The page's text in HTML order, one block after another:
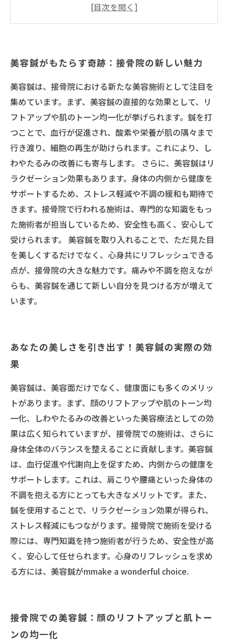
専門的な施術者による安心の美容鍼体験
美容鍼を通じて得られる心と体のバランス
接骨院での美容鍼施術の選び方と利用法
美容鍼がもたらす奇跡：接骨院の新しい魅力
美容鍼は、接骨院における新たな美容施術として注目を
集めています。まず、美容鍼の直接的な効果として、リ
フトアップや肌のトーン均一化が挙げられます。鍼を打
つことで、血行が促進され、酸素や栄養が肌の隅々まで
行き渡り、細胞の再生が助けられます。これにより、し
わやたるみの改善にも寄与します。 さらに、美容鍼はリ
ラクゼーション効果もあります。身体の内側から健康を
サポートするため、ストレス軽減や不調の緩和も期待で
きます。接骨院で行われる施術は、専門的な知識をもっ
た施術者が担当しているため、安全性も高く、安心して
受けられます。 美容鍼を取り入れることで、ただ見た目
を美しくするだけでなく、心身共にリフレッシュできる
点が、接骨院の大きな魅力です。痛みや不調を抱えなが
らも、美容鍼を通じて新しい自分を見つける方が増えて
います。
あなたの美しさを引き出す！美容鍼の実際の効
果
美容鍼は、美容面だけでなく、健康面にも多くのメリッ
トがあります。まず、顔のリフトアップや肌のトーン均
一化、しわやたるみの改善といった美容療法としての効
果は広く知られていますが、接骨院での施術は、さらに
身体全体のバランスを整えることに貢献します。美容鍼
は、血行促進や代謝向上を促すため、内側からの健康を
サポートします。これは、肩こりや腰痛といった身体の
不調を抱える方にとっても大きなメリットです。また、
鍼を使用することで、リラクゼーション効果が得られ、
ストレス軽減にもつながります。接骨院で施術を受ける
際には、専門知識を持つ施術者が行うため、安全性が高
く、安心して任せられます。心身のリフレッシュを求め
る方には、美容鍼がmmake a wonderful choice.
接骨院での美容鍼：顔のリフトアップと肌トー
ンの均一化